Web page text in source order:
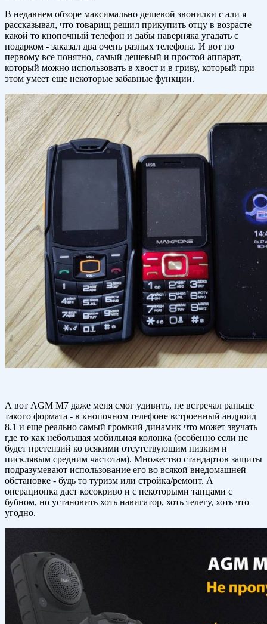
В недавнем обзоре максимально дешевой звонилки с али я
рассказывал, что товарищ решил прикупить отцу в возрасте
какой то кнопочный телефон и дабы наверняка угадать с
подарком - заказал два очень разных телефона. И вот по
первому все понятно, самый дешевый и простой аппарат,
который можно использовать в хвост и в гриву, который при
этом умеет еще некоторые забавные функции.
А вот AGM M7 даже меня смог удивить, не встречал раньше
такого формата - в кнопочном телефоне встроенный андроид
8.1 и еще реально самый громкий динамик что может звучать
где то как небольшая мобильная колонка (особенно если не
будет претензий ко всякими отсутствующим низким и
писклявым средним частотам). Множество стандартов защиты
подразумевают использование его во всякой внедомашней
обстановке - будь то туризм или стройка/ремонт. А
операционка даст косокриво и с некоторыми танцами с
бубном, но установить хоть навигатор, хоть телегу, хоть что
угодно.